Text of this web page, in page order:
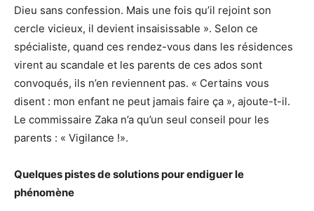
Dieu sans confession. Mais une fois qu’il rejoint son
cercle vicieux, il devient insaisissable ». Selon ce
spécialiste, quand ces rendez-vous dans les résidences
virent au scandale et les parents de ces ados sont
convoqués, ils n’en reviennent pas. « Certains vous
disent : mon enfant ne peut jamais faire ça », ajoute-t-il.
Le commissaire Zaka n’a qu’un seul conseil pour les
parents : « Vigilance !».
Quelques pistes de solutions pour endiguer le
phénomène